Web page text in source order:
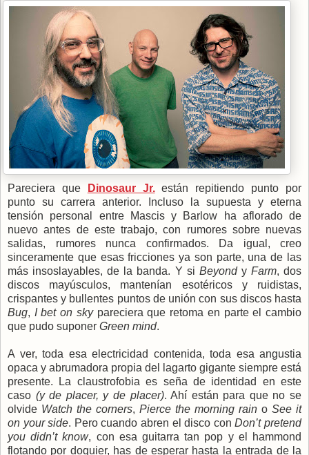
Pareciera que Dinosaur Jr.están repitiendo punto por
punto su carrera anterior. Incluso la supuesta y eterna
tensión personal entre Mascis y Barlow ha aflorado de
nuevo antes de este trabajo, con rumores sobre nuevas
salidas, rumores nunca confirmados. Da igual, creo
sinceramente que esas fricciones ya son parte, una de las
más insoslayables, de la banda. Y si Beyondy Farm, dos
discos mayúsculos, mantenían esotéricos y ruidistas,
crispantes y bullentes puntos de unión con sus discos hasta
Bug, I bet on skypareciera que retoma en parte el cambio
que pudo suponer Green mind.
A ver, toda esa electricidad contenida, toda esa angustia
opaca y abrumadora propia del lagarto gigante siempre está
presente. La claustrofobia es seña de identidad en este
caso (y de placer, y de placer). Ahí están para que no se
olvide Watch the corners, Pierce the morning rain o See it
on your side. Pero cuando abren el disco conDon’t pretend
you didn’t know, con esa guitarra tan pop y el hammond
flotando por doquier, has de esperar hasta la entrada de la